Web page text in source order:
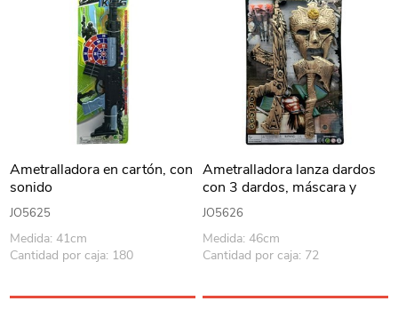
Ametralladora en cartón, con
sonido
JO5625
Medida: 41cm
Cantidad por caja: 180
Ametralladora lanza dardos
con 3 dardos, máscara y
hacha, en cartón
JO5626
Medida: 46cm
Cantidad por caja: 72